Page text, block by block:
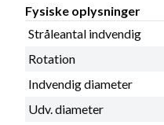
Fysiske oplysninger
Stråleantal indvendig
Rotation
Indvendig diameter
Udv. diameter